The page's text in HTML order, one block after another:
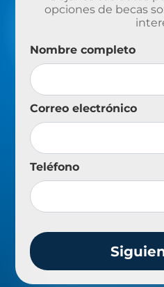
opciones de becas
Nombre completo
Correo electrónico
Teléfono